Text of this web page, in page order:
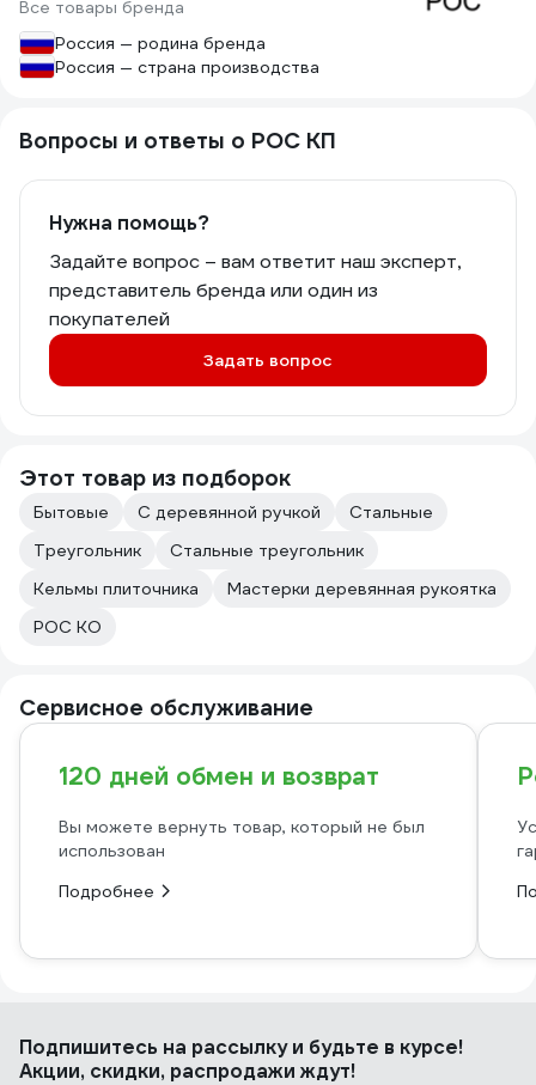
Все товары бренда
Россия — родина бренда
Россия — страна производства
Вопросы и ответы о РОС КП
Нужна помощь?
Задайте вопрос – вам ответит наш эксперт,
представитель бренда или один из
покупателей
Задать вопрос
Этот товар из подборок
Бытовые С деревянной ручкой
Стальные
Треугольник
Стальные треугольник
Кельмы плиточника
Мастерки деревянная рукоятка
РОС КО
Сервисное обслуживание
120 дней обмен и возврат
Вы можете вернуть товар, который не был
использован
Подробнее
Подпишитесь на рассылкуи будьте в курсе!
Акции, скидки, распродажи ждут!